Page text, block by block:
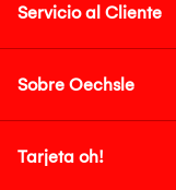
Servicio al Cliente
Sobre Oechsle
Tarjeta oh!